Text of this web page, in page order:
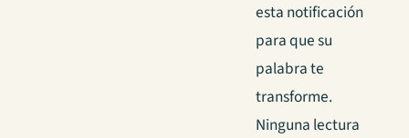
esta notificación
para que su
palabra te
transforme.
Ninguna lectura